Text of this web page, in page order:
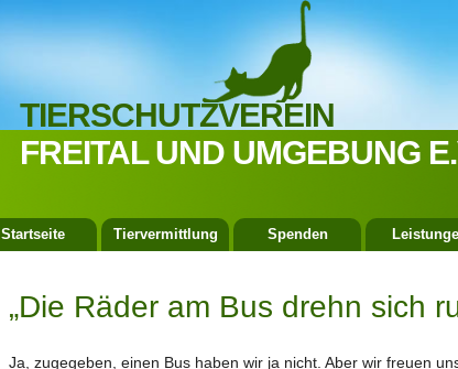
TIERSCHUTZVEREIN
FREITAL UND UMGEBUNG
Startseite Tiervermittlung Spenden
„Die Räder am Bus drehn sich
Ja, zugegeben, einen Bus haben wir ja nicht. Aber wir freuen